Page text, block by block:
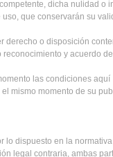
dicha nulidad o
que conservarán su
derecho o disposición
y acuerdo
las condiciones aquí
mismo momento de su
lo dispuesto en la
legal contraria, ambas